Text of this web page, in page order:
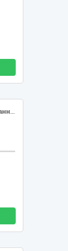
Рукавиці (пальчатки) (пара), для формування пакунків речами для задоволення основних (базових) потреб осіб, які були позбавлені свободи внаслідок збройної агресії російської федерації проти України, після їх звільнення для забезпечення проведення протокольного заходу